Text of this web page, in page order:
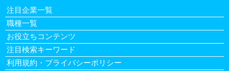
注目企業一覧
職種一覧
お役立ちコンテンツ
注目検索キーワード
利用規約・プライバシーポリシー